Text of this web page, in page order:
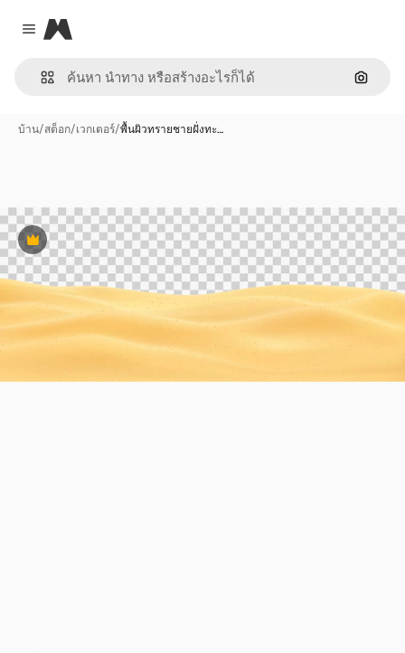
Close menu
Magnific
ค้นหา
บ้าน/สต็อก/เวกเตอร์/พื้นผิวทรายชายฝั่งทะ…
พรีเมี่ยม